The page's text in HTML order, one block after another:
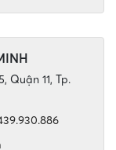
Quận 11, Tp.